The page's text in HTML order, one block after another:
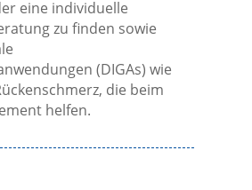
eine individuelle
zu finden sowie
(DIGAs) wie
die beim
helfen.